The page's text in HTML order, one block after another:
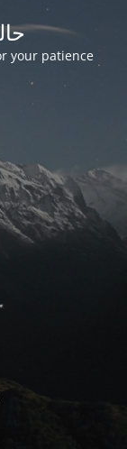
your patience!